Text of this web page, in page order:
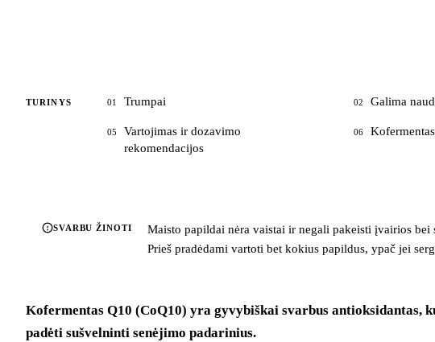
TURINYS 01 Trumpai 02 Galima
05
Vartojimas ir dozavimo
rekomendacijos
06
SVARBU ŽINOTI
Maisto papildai nėra vaistai ir negali pakeisti įvairios
Prieš pradėdami vartoti bet kokius papildus, ypač jei
Kofermentas Q10 (CoQ10) yra gyvybiškai svarbus
padėti sušvelninti senėjimo padarinius.